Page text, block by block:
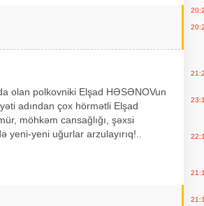
olan polkovniki Elşad HƏSƏNOVun
adından çox hörmətli Elşad
möhkəm cansağlığı, şəxsi
yeni-yeni uğurlar arzulayırıq!..